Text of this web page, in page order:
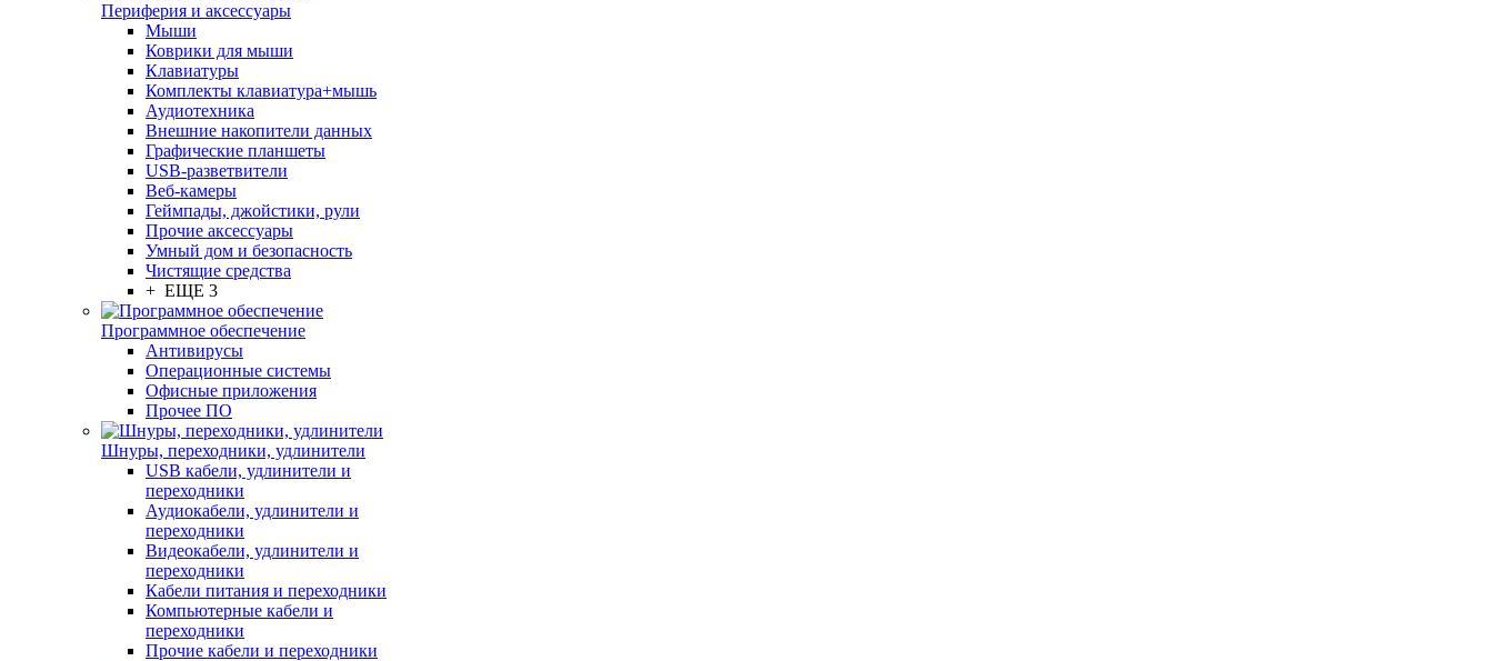
Периферия и аксессуары
Мыши
Коврики для мыши
Клавиатуры
Комплекты клавиатура+мышь
Аудиотехника
Внешние накопители данных
Графические планшеты
USB-разветвители
Веб-камеры
Геймпады, джойстики, рули
Прочие аксессуары
Умный дом и безопасность
Чистящие средства
+ ЕЩЕ 3
Программное обеспечение
Антивирусы
Операционные системы
Офисные приложения
Прочее ПО
Шнуры, переходники, удлинители
USB кабели, удлинители и
переходники
Аудиокабели, удлинители и
переходники
Видеокабели, удлинители и
переходники
Кабели питания и переходники
Компьютерные кабели и
переходники
Прочие кабели и переходники